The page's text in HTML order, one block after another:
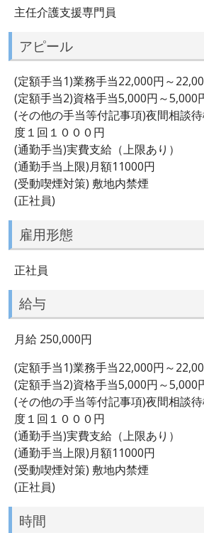
主任介護支援専門員
アピール
(定額手当1)業務手当22,000円～
(定額手当2)資格手当5,000円～5,000
(その他の手当等付記事項)夜間相談
度１回１０００円
(通勤手当)実費支給（上限あり）
(通勤手当上限)月額11000円
(受動喫煙対策) 敷地内禁煙
(正社員)
雇用形態
正社員
給与
月給 250,000円
(定額手当1)業務手当22,000円～
(定額手当2)資格手当5,000円～5,000
(その他の手当等付記事項)夜間相談
度１回１０００円
(通勤手当)実費支給（上限あり）
(通勤手当上限)月額11000円
(受動喫煙対策) 敷地内禁煙
(正社員)
時間